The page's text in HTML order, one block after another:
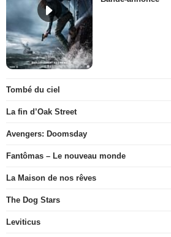
Tombé du ciel
La fin d’Oak Street
Avengers: Doomsday
Fantômas – Le nouveau monde
La Maison de nos rêves
The Dog Stars
Leviticus